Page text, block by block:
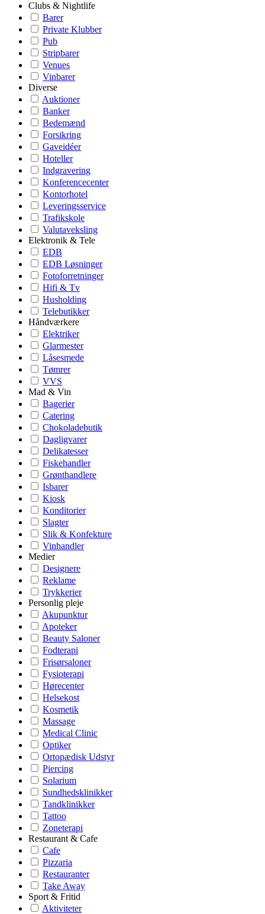
Clubs & Nightlife
Barer
Private Klubber
Pub
Stripbarer
Venues
Vinbarer
Diverse
Auktioner
Banker
Bedemænd
Forsikring
Gaveidéer
Hoteller
Indgravering
Konferencecenter
Kontorhotel
Leveringsservice
Trafikskole
Valutaveksling
Elektronik & Tele
EDB
EDB Løsninger
Fotoforretninger
Hifi & Tv
Husholding
Telebutikker
Håndværkere
Elektriker
Glarmester
Låsesmede
Tømrer
VVS
Mad & Vin
Bagerier
Catering
Chokoladebutik
Dagligvarer
Delikatesser
Fiskehandler
Grønthandlere
Isbarer
Kiosk
Konditorier
Slagter
Slik & Konfekture
Vinhandler
Medier
Designere
Reklame
Trykkerier
Personlig pleje
Akupunktur
Apoteker
Beauty Saloner
Fodterapi
Frisørsaloner
Fysioterapi
Hørecenter
Helsekost
Kosmetik
Massage
Medical Clinic
Optiker
Ortopædisk Udstyr
Piercing
Solarium
Sundhedsklinikker
Tandklinikker
Tattoo
Zoneterapi
Restaurant & Cafe
Cafe
Pizzaria
Restauranter
Take Away
Sport & Fritid
Aktiviteter